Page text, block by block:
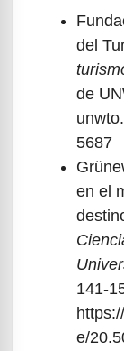
del
de
5687
en el
141-
e/